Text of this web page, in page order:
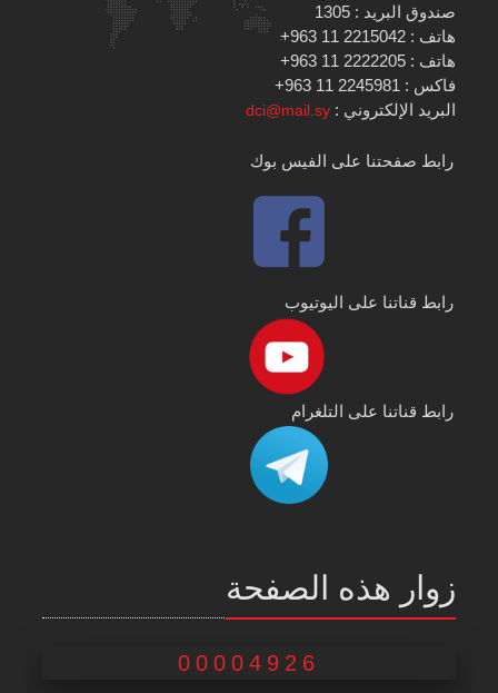
صندوق البريد : 1305
هاتف : 2215042 11 963+
هاتف : 2222205 11 963+
فاكس : 2245981 11 963+
البريد الإلكتروني :dci@mail.sy
رابط صفحتنا على الفيس بوك
رابط قناتنا على اليوتيوب
رابط قناتنا على التلغرام
زوار هذه الصفحة
00004926